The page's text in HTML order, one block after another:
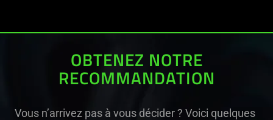
OBTENEZ NOTRE
RECOMMANDATION
Vous n’arrivez pas à vous décider ? Voici quelques